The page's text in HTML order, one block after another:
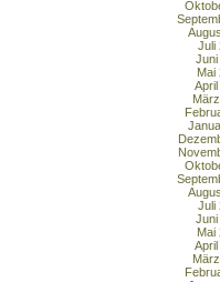
Juli
Juni
Mai
Juli
Juni
Mai